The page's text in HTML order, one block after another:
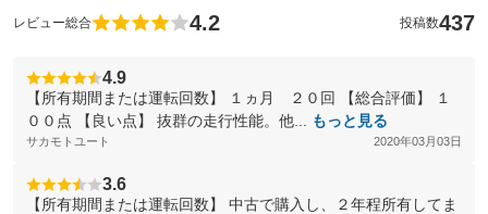
レビュー総合 4.2 投稿数437
4.9
【所有期間または運転回数】 １ヵ月 ２０回 【総合評価】 １
００点 【良い点】 抜群の走行性能。他...
もっと見る
サカモトユート 2020年03月03日
3.6
【所有期間または運転回数】 中古で購入し、２年程所有してま